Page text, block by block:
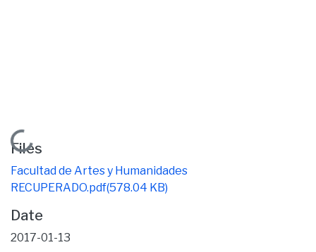
Loading...
Files
Facultad de Artes y Humanidades
RECUPERADO.pdf(578.04 KB)
Date
2017-01-13